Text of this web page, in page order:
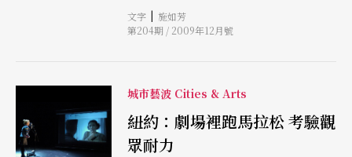
情的夢境（即《牡丹亭》、《南柯記》、《邯鄲
記》），明寫柳夢梅，隱射湯顯祖。
文字 | 施如芳
第204期 / 2009年12月號
城市藝波 Cities & Arts
紐約：劇場裡跑馬拉松 考驗觀
眾耐力